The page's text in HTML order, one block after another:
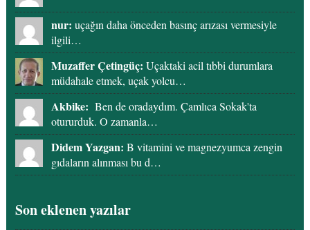
nur: uçağın daha önceden basınç arızası vermesiyle
ilgili…
Muzaffer Çetingüç: Uçaktaki acil tıbbi durumlara
müdahale etmek, uçak yolcu…
Akbike: Ben de oradaydım. Çamlıca Sokak'ta
otururduk. O zamanla…
Didem Yazgan: B vitamini ve magnezyumca zengin
gıdaların alınması bu d…
Son eklenen yazılar